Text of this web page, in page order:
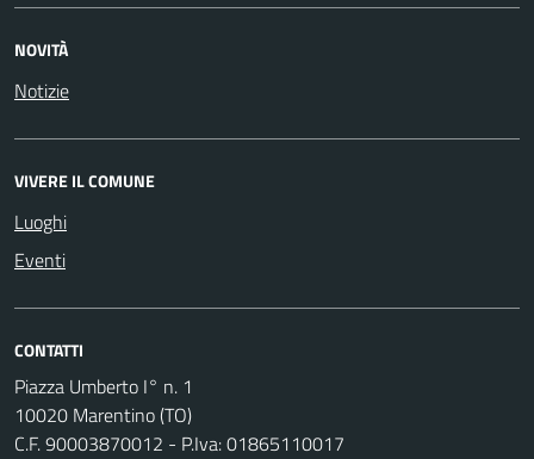
NOVITÀ
Notizie
VIVERE IL COMUNE
Luoghi
Eventi
CONTATTI
Piazza Umberto I° n. 1
10020 Marentino (TO)
C.F. 90003870012 - P.Iva: 01865110017